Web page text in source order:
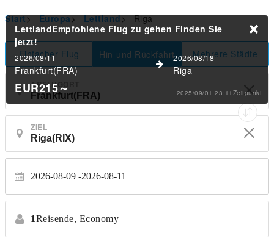
Start> Europa> Lettland> Riga
Einfacher Flug Hin-und Rückfahrt Mehrere Städte
ABFLUGORT
ZIEL
2026-08-09 2026-08-11
1Reisende, Economy
LettlandEmpfohlene Flug zu gehen Finden Sie
jetzt!
2026/08/11
Frankfurt(FRA)
2026/08/18
Riga
EUR215～ 2025/09/01 23:11Zeitpunkt